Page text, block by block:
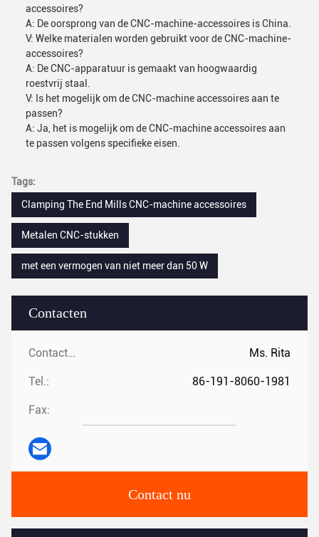
Contacten
Contacten: Ms. Rita
Tel.: 86-191-8060-1981
Fax:
Contact nu
accessoires?
A: De oorsprong van de CNC-machine-accessoires is China.
V: Welke materialen worden gebruikt voor de CNC-machine-
accessoires?
A: De CNC-apparatuur is gemaakt van hoogwaardig
roestvrij staal.
V: Is het mogelijk om de CNC-machine accessoires aan te
passen?
A: Ja, het is mogelijk om de CNC-machine accessoires aan
te passen volgens specifieke eisen.
Tags:
Clamping The End Mills CNC-machine accessoires
Metalen CNC-stukken
met een vermogen van niet meer dan 50 W